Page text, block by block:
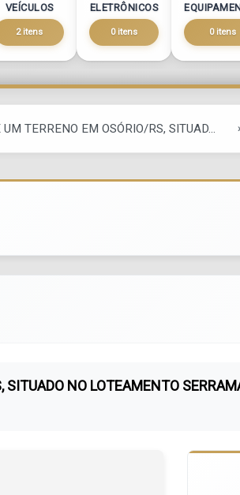
VEÍCULOS
2 itens
ELETRÔNICOS
0 itens 0 itens
TERRENO EM OSÓRIO/RS, SITUAD...
NO LOTEAMENTO